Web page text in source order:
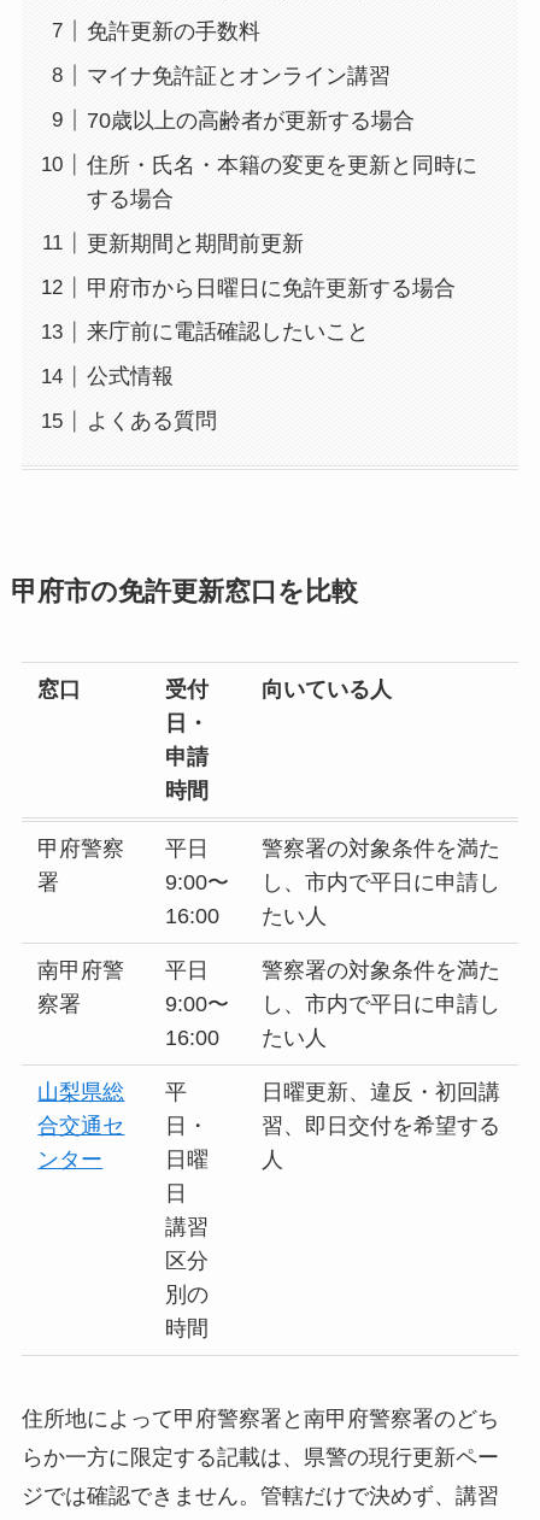
免許更新の手数料
マイナ免許証とオンライン講習
70歳以上の高齢者が更新する場合
住所・氏名・本籍の変更を更新と同時に
する場合
更新期間と期間前更新
甲府市から日曜日に免許更新する場合
来庁前に電話確認したいこと
公式情報
よくある質問
甲府市の免許更新窓口を比較
窓口
受付
日・
申請
時間
向いている人
甲府警察
署
平日
9:00〜
16:00
警察署の対象条件を満た
し、市内で平日に申請し
たい人
南甲府警
察署
平日
9:00〜
16:00
警察署の対象条件を満た
し、市内で平日に申請し
たい人
山梨県総
合交通セ
ンター
平
日・
日曜
日
講習
区分
別の
時間
日曜更新、違反・初回講
習、即日交付を希望する
人
住所地によって甲府警察署と南甲府警察署のどち
らか一方に限定する記載は、県警の現行更新ペー
ジでは確認できません。管轄だけで決めず、講習